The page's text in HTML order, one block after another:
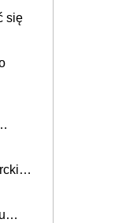
się
-